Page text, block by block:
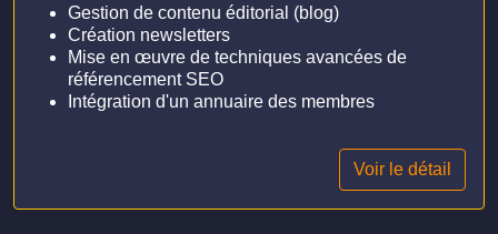
Gestion de contenu éditorial (blog)
Création newsletters
Mise en œuvre de techniques avancées de
référencement SEO
Intégration d'un annuaire des membres
Voir le détail